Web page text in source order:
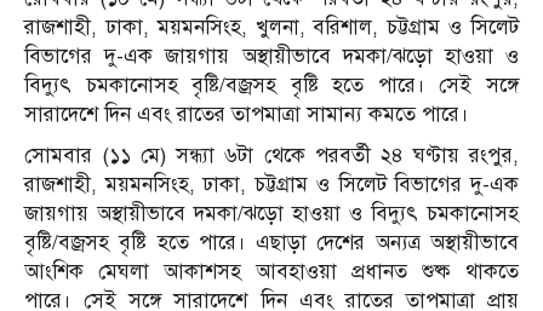
রাজশাহী, ঢাকা, ময়মনসিংহ, খুলনা, বরিশাল, চট্টগ্রাম ও সিলেট
বিভাগের দু-এক জায়গায় অস্থায়ীভাবে দমকা/ঝড়ো হাওয়া ও
বিদ্যুৎ চমকানোসহ বৃষ্টি/বজ্রসহ বৃষ্টি হতে পারে। সেই সঙ্গে
সারাদেশে দিন এবং রাতের তাপমাত্রা সামান্য কমতে পারে।
সোমবার (১১ মে) সন্ধ্যা ৬টা থেকে পরবর্তী ২৪ ঘণ্টায় রংপুর,
রাজশাহী, ময়মনসিংহ, ঢাকা, চট্টগ্রাম ও সিলেট বিভাগের দু-এক
জায়গায় অস্থায়ীভাবে দমকা/ঝড়ো হাওয়া ও বিদ্যুৎ চমকানোসহ
বৃষ্টি/বজ্রসহ বৃষ্টি হতে পারে। এছাড়া দেশের অন্যত্র অস্থায়ীভাবে
আংশিক মেঘলা আকাশসহ আবহাওয়া প্রধানত শুষ্ক থাকতে
পারে। সেই সঙ্গে সারাদেশে দিন এবং রাতের তাপমাত্রা প্রায়